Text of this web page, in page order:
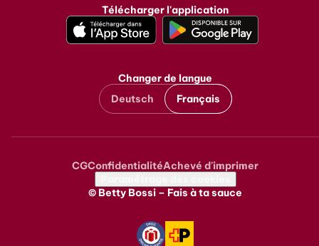
Télécharger l'application
Changer de langue
Deutsch
Français
Metanavigation
CGConfidentialitéAchevé d'imprimer
© Betty Bossi – Fais à ta sauce